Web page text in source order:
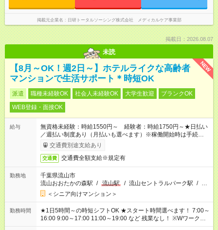
掲載元企業名 日研トータルソーシング株式会社 メディカルケア事業部
掲載日：2026.08.07
未読
NEW
【8月～OK！週2日～】ホテルライクな高齢者
マンションで生活サポート＊時短OK
派遣 職種未経験OK 社会人未経験OK 大学生歓迎
ブランクOK
WEB登録・面接OK
給与
無資格未経験：時給1550円～ 経験者：時給1750円～★日払い
／週払い制度あり（月払いも選べます）※稼働開始時は手続き完
了次第のお支払いとなります。
交通費別途支給あり
交通費 交通費全額支給※規定有
勤務地
千葉県流山市
流山おおたかの森駅 / 流山駅 / 流山セントラルパーク駅 / …
＜シニア向けマンション＞
勤務時間
★1日5時間～の時短シフトOK ★スタート時間選べます！ 7:00～
16:00 9:00～17:00 11:00～19:00 など 残業なし！ ※Wワークの
場合、他のお仕事と合わせ週40時間超の就業はご案内できませ